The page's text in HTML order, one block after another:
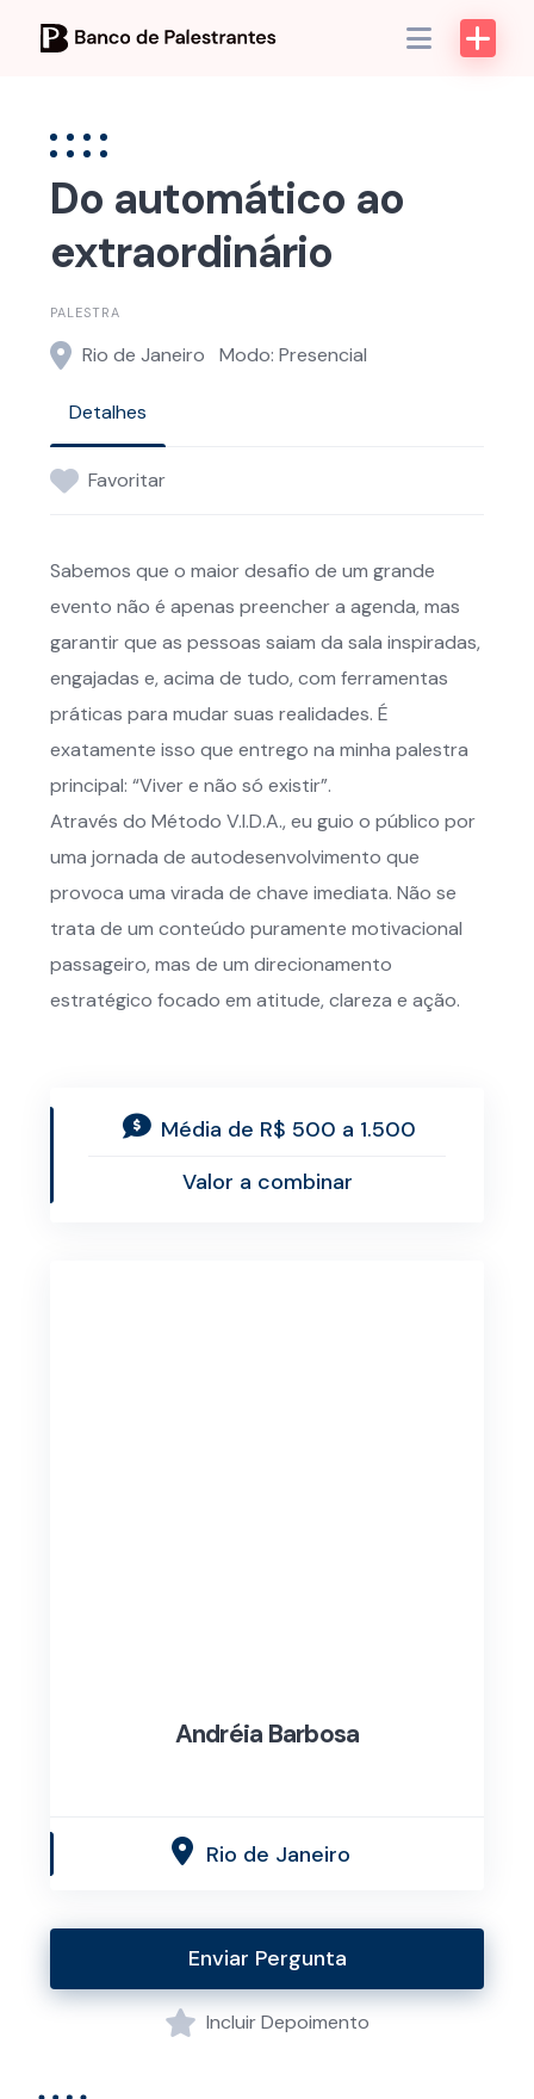
Do automático ao
extraordinário
PALESTRA
Rio de Janeiro Modo: Presencial
Detalhes
Favoritar
​Sabemos que o maior desafio de um grande
evento não é apenas preencher a agenda, mas
garantir que as pessoas saiam da sala inspiradas,
engajadas e, acima de tudo, com ferramentas
práticas para mudar suas realidades. É
exatamente isso que entrego na minha palestra
principal: “Viver e não só existir”.
​Através do Método V.I.D.A., eu guio o público por
uma jornada de autodesenvolvimento que
provoca uma virada de chave imediata. Não se
trata de um conteúdo puramente motivacional
passageiro, mas de um direcionamento
estratégico focado em atitude, clareza e ação.
Média de R$ 500 a 1.500
Valor a combinar
Andréia Barbosa
Rio de Janeiro
Enviar Pergunta
Incluir Depoimento